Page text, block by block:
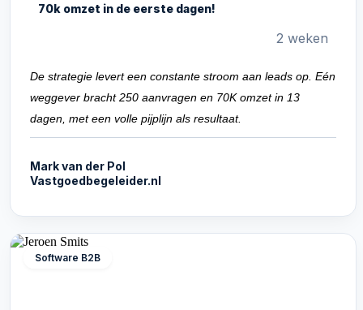
70k omzet in de eerste dagen!
2 weken
De strategie levert een constante stroom aan leads op. Eén
weggever bracht 250 aanvragen en 70K omzet in 13
dagen, met een volle pijplijn als resultaat.
Mark van der Pol
Vastgoedbegeleider.nl
Software B2B